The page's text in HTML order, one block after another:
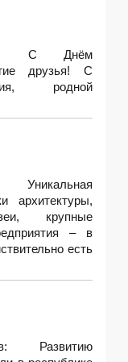
С Днём
друзья! С
родной
Уникальная
архитектуры,
крупные
– в
есть
Развитию